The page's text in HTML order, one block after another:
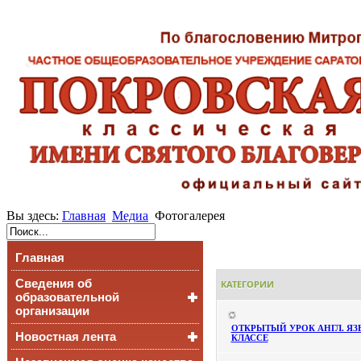
Вы здесь: Главная Медиа Фотогалерея
Главная
Сведения об
образовательной
организации
Основные сведения
Структура и органы
Новостная лента
КАТЕГОРИИ
ОТКРЫТЫЙ УРОК АНГЛ.
КЛАССЕ